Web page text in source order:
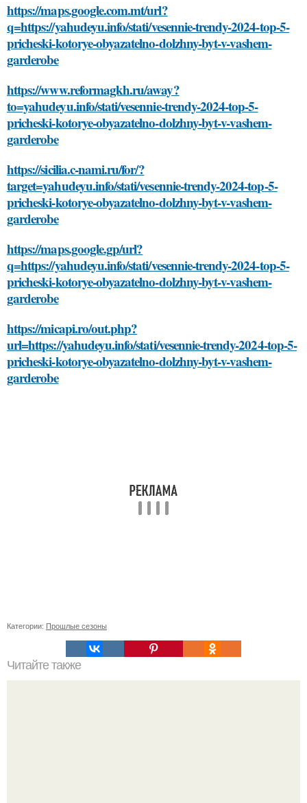
https://maps.google.com.mt/url?
q=https://yahudeyu.info/stati/vesennie-trendy-2024-top-5-
pricheski-kotorye-obyazatelno-dolzhny-byt-v-vashem-
garderobe
https://www.reformagkh.ru/away?
to=yahudeyu.info/stati/vesennie-trendy-2024-top-5-
pricheski-kotorye-obyazatelno-dolzhny-byt-v-vashem-
garderobe
https://sicilia.c-nami.ru/for/?
target=yahudeyu.info/stati/vesennie-trendy-2024-top-5-
pricheski-kotorye-obyazatelno-dolzhny-byt-v-vashem-
garderobe
https://maps.google.gp/url?
q=https://yahudeyu.info/stati/vesennie-trendy-2024-top-5-
pricheski-kotorye-obyazatelno-dolzhny-byt-v-vashem-
garderobe
https://micapi.ro/out.php?
url=https://yahudeyu.info/stati/vesennie-trendy-2024-top-5-
pricheski-kotorye-obyazatelno-dolzhny-byt-v-vashem-
garderobe
Категории: Прошлые сезоны
Читайте также